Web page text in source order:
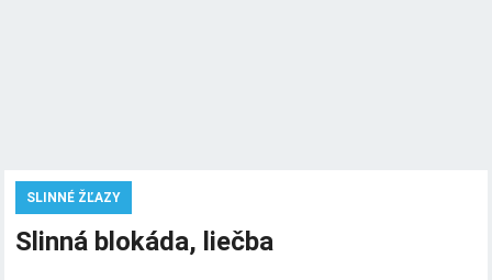
SLINNÉ ŽĽAZY
Slinná blokáda, liečba